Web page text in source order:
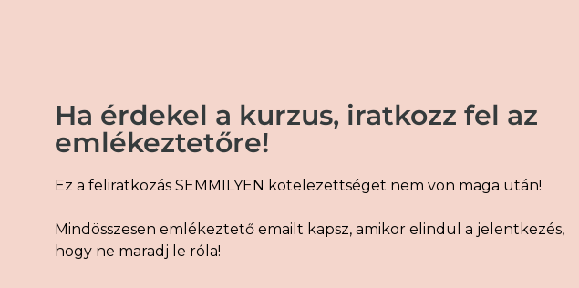
Ha érdekel a kurzus, iratkozz fel az
emlékeztetőre!
Ez a feliratkozás SEMMILYEN kötelezettséget nem von maga után!
Mindösszesen emlékeztető emailt kapsz, amikor elindul a jelentkezés,
hogy ne maradj le róla!